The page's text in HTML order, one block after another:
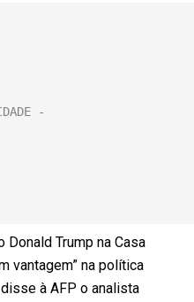
Trump na Casa
vantagem” na política
à AFP o analista